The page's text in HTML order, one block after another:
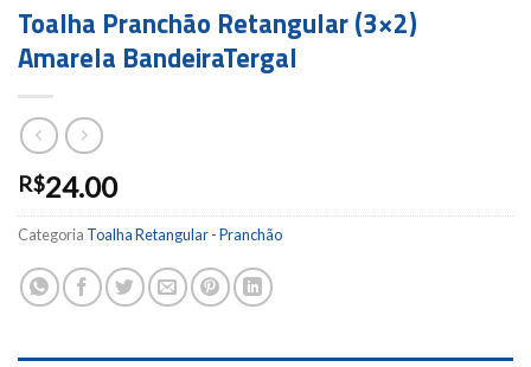
Toalha Pranchão Retangular (3×2)
Amarela BandeiraTergal
R$24.00
Categoria Toalha Retangular - Pranchão